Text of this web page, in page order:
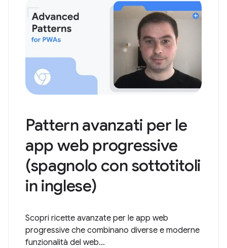
Pattern avanzati per le
app web progressive
(spagnolo con sottotitoli
in inglese)
Scopri ricette avanzate per le app web
progressive che combinano diverse e moderne
funzionalità del web...